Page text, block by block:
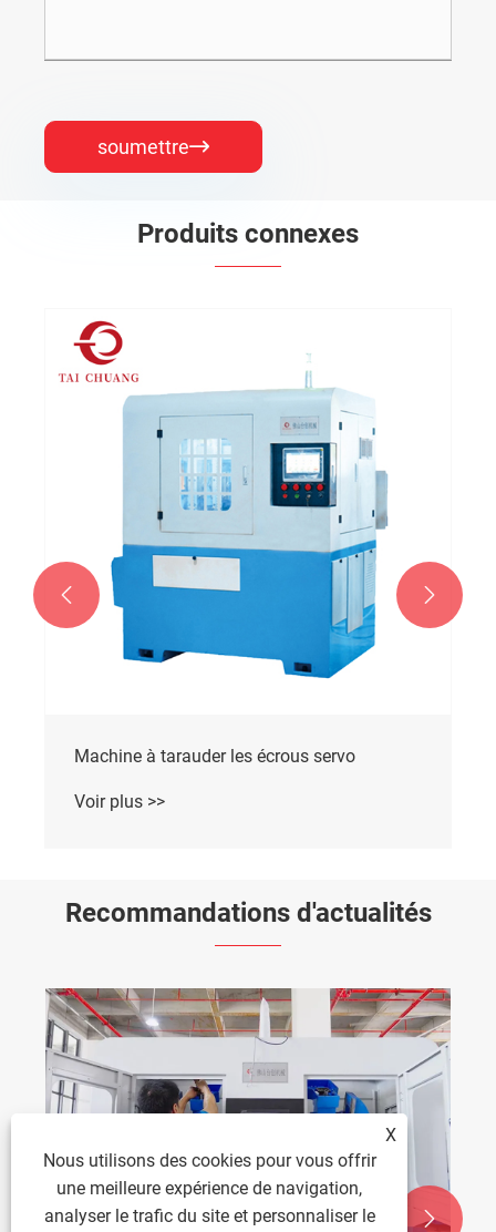
soumettre
Produits connexes
Machine à tarauder les écrous automatique
Voir plus >>
 
Recommandations d'actualités
Technologie des taraudeuses automatiques
pour fixations de précision
 
X
Nous utilisons des cookies pour vous offrir
une meilleure expérience de navigation,
analyser le trafic du site et personnaliser le